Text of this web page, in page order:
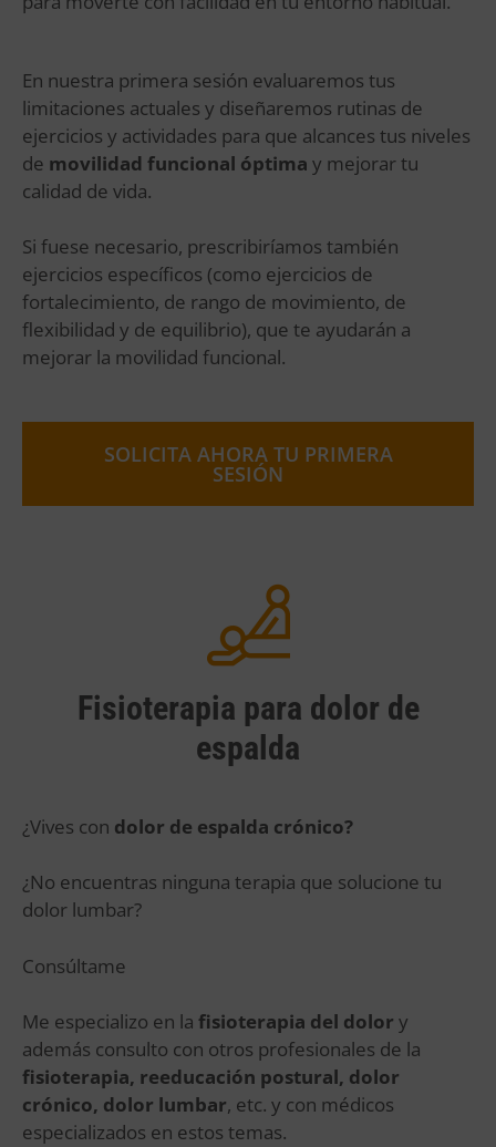
En nuestra primera sesión evaluaremos tus
limitaciones actuales y diseñaremos rutinas de
ejercicios y actividades para que alcances tus niveles
de movilidad funcional óptima y mejorar tu
calidad de vida.
Si fuese necesario, prescribiríamos también
ejercicios específicos (como ejercicios de
fortalecimiento, de rango de movimiento, de
flexibilidad y de equilibrio), que te ayudarán a
mejorar la movilidad funcional.
SOLICITA AHORA TU PRIMERA
SESIÓN
Fisioterapia para dolor de
espalda
¿Vives con dolor de espalda crónico?
¿No encuentras ninguna terapia que solucione tu
dolor lumbar?
Consúltame
Me especializo en la fisioterapia del dolor y
además consulto con otros profesionales de la
fisioterapia, reeducación postural, dolor
crónico, dolor lumbar, etc. y con médicos
especializados en estos temas.